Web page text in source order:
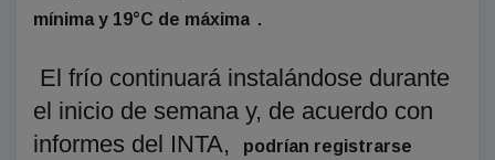
mínima y 19°C de máxima .
El frío continuará instalándose durante
el inicio de semana y, de acuerdo con
informes del INTA,
podrían registrarse